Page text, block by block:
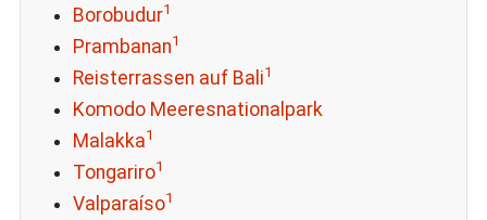
Borobudur1
Prambanan1
Reisterrassen auf Bali1
Komodo Meeresnationalpark
Malakka1
Tongariro1
Valparaíso1